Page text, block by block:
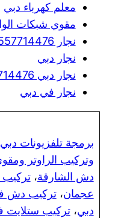
معلم كهرباء دبي
مقوي شبكات
نجار 0557714476
نجار دبي
نجار دبي 0557714476
نجار في دبي
برمجة تلفزيونات دبي
وتركيب الراوتر
دش الشارقة،
عجمان،تركيب دش
دبي،تركيب ستلايت